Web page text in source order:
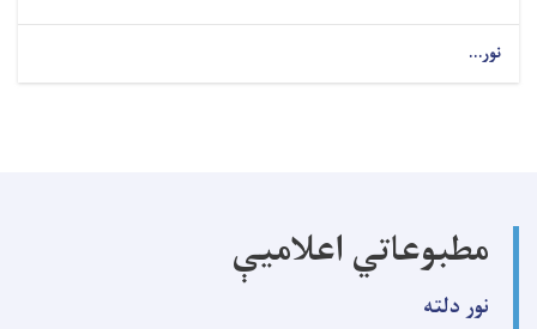
نور...
مطبوعاتي اعلامیې
نور دلته